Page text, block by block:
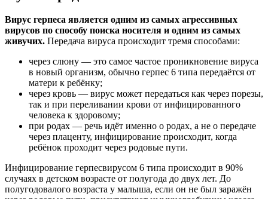
Вирус герпеса является одним из самых агрессивных
вирусов по способу поиска носителя и одним из самых
живучих. Передача вируса происходит тремя способами:
через слюну — это самое частое проникновение вируса
в новый организм, обычно герпес 6 типа передаётся от
матери к ребёнку;
через кровь — вирус может передаться как через порезы,
так и при переливании крови от инфицированного
человека к здоровому;
при родах — речь идёт именно о родах, а не о передаче
через плаценту, инфицирование происходит, когда
ребёнок проходит через родовые пути.
Инфицирование герпесвирусом 6 типа происходит в 90%
случаях в детском возрасте от полугода до двух лет. До
полугодовалого возраста у малыша, если он не был заражён